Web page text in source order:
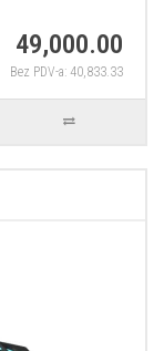
49,000.00
Bez PDV-a: 40,833.33